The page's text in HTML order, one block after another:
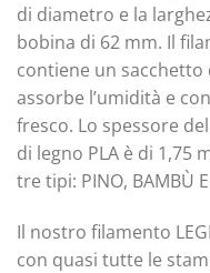
di diametro e la
bobina di 62 mm. Il
contiene un sacchetto
assorbe l’umidità e
fresco. Lo spessore
di legno PLA è di 1,75
tre tipi: PINO, BAMBÙ E
Il nostro filamento
con quasi tutte le